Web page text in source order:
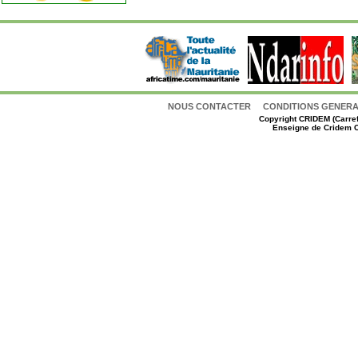
NOUS CONTACTER CONDITIONS
CopyrightCRIDEM
Enseigne de Cridem